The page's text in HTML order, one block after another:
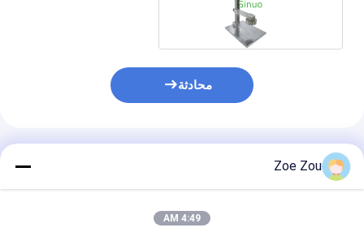
مختبر كفاءة الطاقة
محادثة
المنتجات الموصى بها
Zoe Zou
4:49 AM